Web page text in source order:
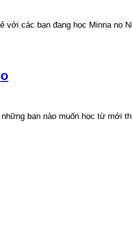
các bạn đang học Minna no
bạn nào muốn học từ mới